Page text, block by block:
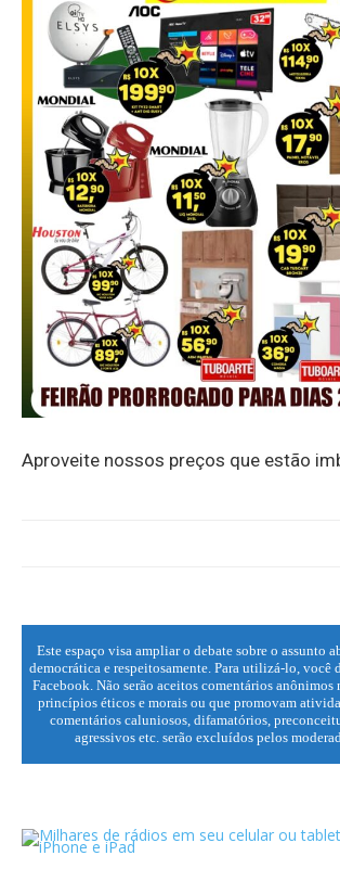
Aproveite nossos preços que estão
Este espaço visa ampliar o debate sobre o assunto
democrática e respeitosamente. Para utilizá-lo, você
Facebook. Não serão aceitos comentários anônimos
princípios éticos e morais ou que promovam
comentários caluniosos, difamatórios,
agressivos etc. serão excluídos pelos